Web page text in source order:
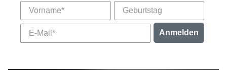
Vorname
Anmelden